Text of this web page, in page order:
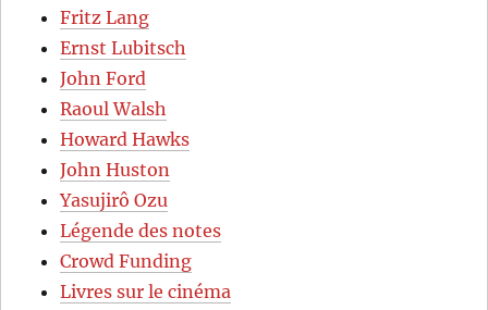
Fritz Lang
Ernst Lubitsch
John Ford
Raoul Walsh
Howard Hawks
John Huston
Yasujirô Ozu
Légende des notes
Crowd Funding
Livres sur le cinéma